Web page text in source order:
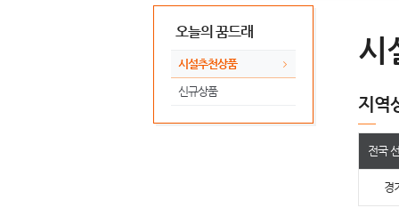
오늘의 꿈드래
시설추천상품
신규상품
시
지역
전국
경기